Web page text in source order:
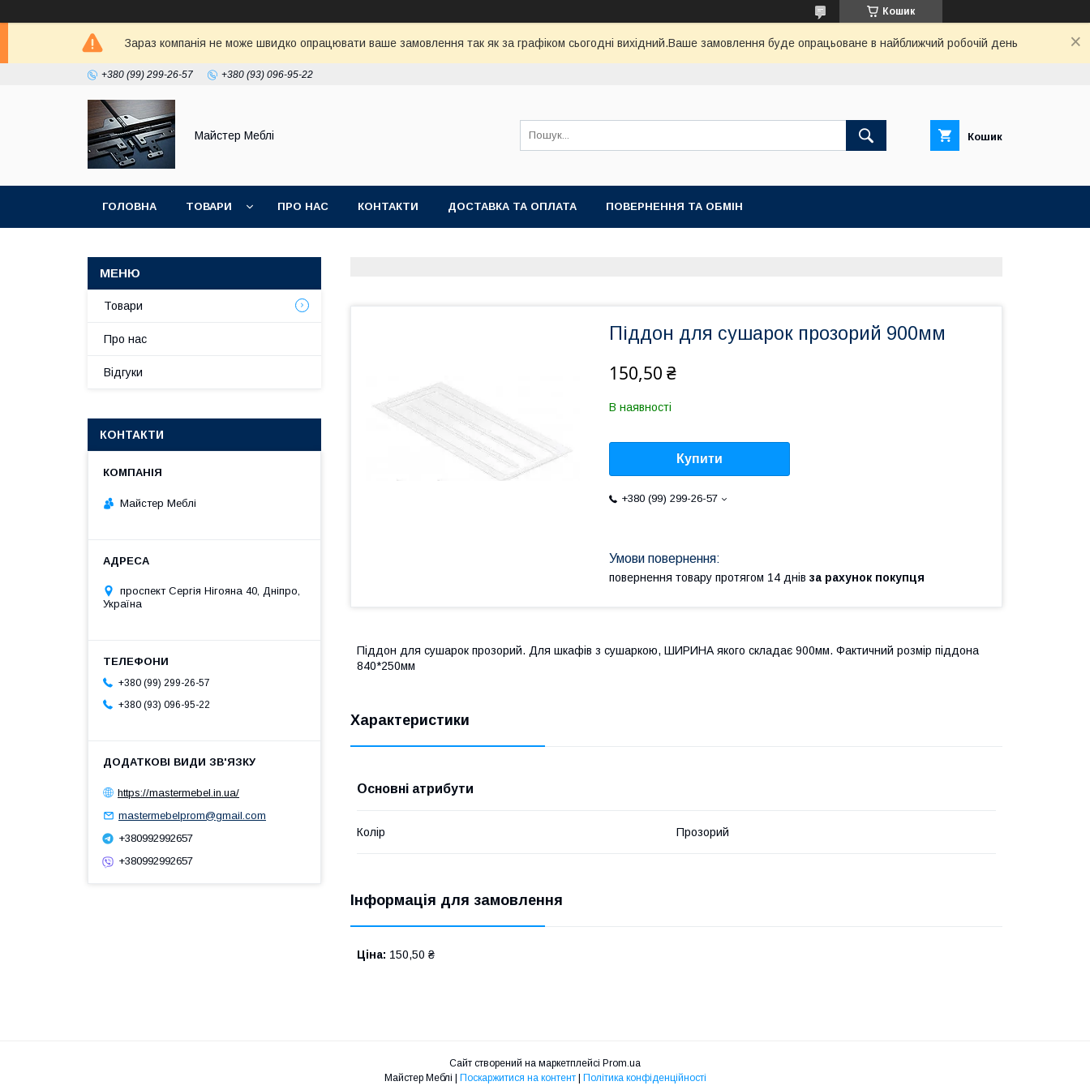
Кошик
Зараз компанія не може швидко опрацювати ваше замовлення так як за графіком сьогодні вихідний.Ваше замовлення буде опрацьоване в найближчий робочій день
+380 (99) 299-26-57 +380 (93) 096-95-22
Майстер Меблі Кошик
ГОЛОВНА ТОВАРИ ПРО НАС КОНТАКТИ ДОСТАВКА ТА ОПЛАТА ПОВЕРНЕННЯ ТА ОБМІН
Піддон для сушарок прозорий 900мм
150,50 ₴
В наявності
Купити
+380 (99) 299-26-57
повернення товару протягом 14 днів за рахунок покупця
Піддон для сушарок прозорий. Для шкафів з сушаркою, ШИРИНА якого складає 900мм. Фактичний розмір піддона
840*250мм
Характеристики
Основні атрибути
Колір Прозорий
Інформація для замовлення
Ціна: 150,50 ₴
Товари
Про нас
Відгуки
КОНТАКТИ
Майстер Меблі
проспект Сергія Нігояна 40, Дніпро,
Україна
+380 (99) 299-26-57
+380 (93) 096-95-22
https://mastermebel.in.ua/
mastermebelprom@gmail.com
+380992992657
+380992992657
Сайт створений на маркетплейсі Prom.ua
Майстер Меблі | Поскаржитися на контент | Політика конфіденційності